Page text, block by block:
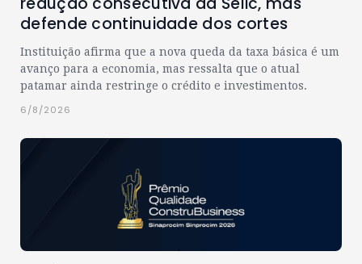
defende continuidade dos cortes
Instituição afirma que a nova queda da taxa básica é um
avanço para a economia, mas ressalta que o atual
patamar ainda restringe o crédito e investimentos.
6/8/2026